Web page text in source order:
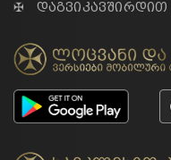
✠ დაგვიკავშირდით